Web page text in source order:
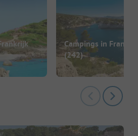
Campings in
(242)